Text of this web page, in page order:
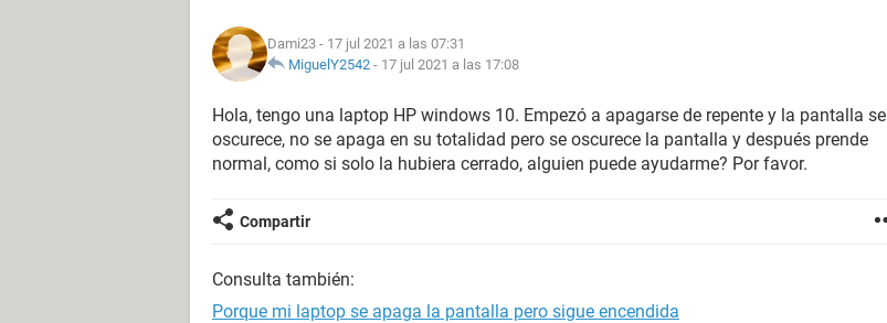
Dami23 - 17 jul 2021 a las 07:31
MiguelY2542 - 17 jul 2021 a las 17:08
Hola, tengo una laptop HP windows 10. Empezó a apagarse de repente y la pantalla se
oscurece, no se apaga en su totalidad pero se oscurece la pantalla y después prende
normal, como si solo la hubiera cerrado, alguien puede ayudarme? Por favor.
Compartir
Consulta también:
Porque mi laptop se apaga la pantalla pero sigue encendida